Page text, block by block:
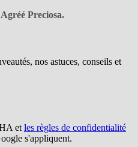
Preciosa.
nos astuces, conseils et
etles règles de confidentialité
s'appliquent.